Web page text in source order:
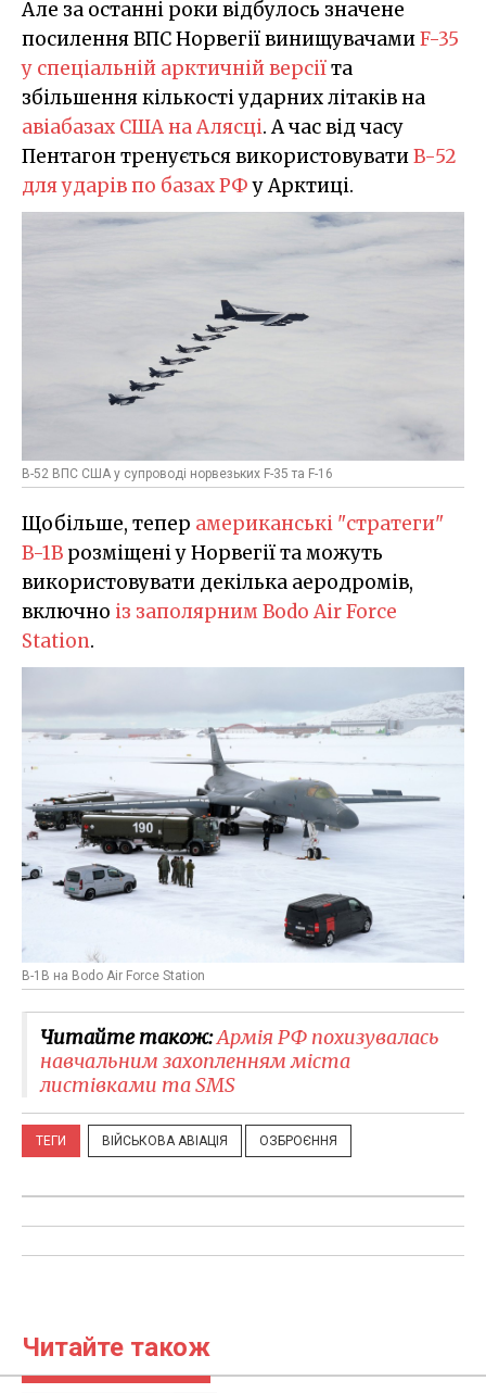
Але за останні роки відбулось значене
посилення ВПС Норвегії винищувачамиF-35
у спеціальній арктичній версіїта
збільшення кількості ударних літаків на
авіабазах США на Алясці. А час від часу
Пентагон тренується використовуватиB-52
для ударів по базах РФу Арктиці.
B-52 ВПС США у супроводі норвезьких F-35 та F-16
Щобільше, тепер американські "стратеги"
B-1B розміщені у Норвегії та можуть
використовувати декілька аеродромів,
включно із заполярним Bodo Air Force
Station.
B-1B на Bodo Air Force Station
Читайте також:​Армія РФ похизувалась
навчальним захопленням міста
листівками та SMS
ТЕГИ ВІЙСЬКОВА АВІАЦІЯ ОЗБРОЄННЯ
Читайте також